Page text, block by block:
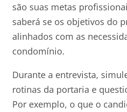
são suas metas
saberá se os objetivos do
alinhados com as
condomínio.
Durante a entrevista,
rotinas da portaria e
Por exemplo, o que o